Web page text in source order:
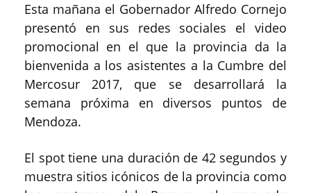
Esta mañana el Gobernador Alfredo Cornejo
presentó en sus redes sociales el video
promocional en el que la provincia da la
bienvenida a los asistentes a la Cumbre del
Mercosur 2017, que se desarrollará la
semana próxima en diversos puntos de
Mendoza.
El spot tiene una duración de 42 segundos y
muestra sitios icónicos de la provincia como